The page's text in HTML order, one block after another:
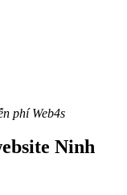
phí Web4s
Ninh